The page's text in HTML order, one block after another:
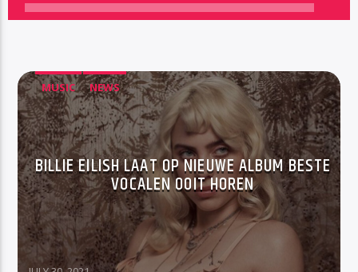
MUSIC NEWS
BILLIE EILISH LAAT OP NIEUWE ALBUM BESTE
VOCALEN OOIT HOREN